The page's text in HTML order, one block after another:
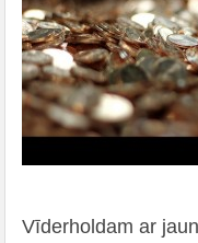
Vīderholdam ar